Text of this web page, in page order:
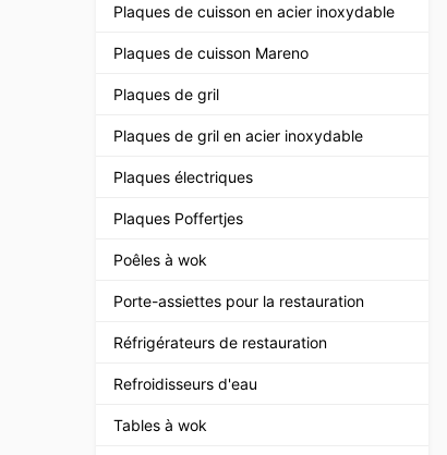
Plaques de cuisson en acier inoxydable
Plaques de cuisson Mareno
Plaques de gril
Plaques de gril en acier inoxydable
Plaques électriques
Plaques Poffertjes
Poêles à wok
Porte-assiettes pour la restauration
Réfrigérateurs de restauration
Refroidisseurs d'eau
Tables à wok